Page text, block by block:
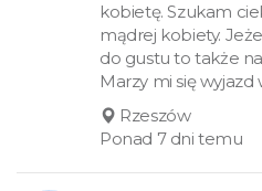
kobietę. Szukam
mądrej kobiety.
do gustu to także
Marzy mi się wyjazd
Rzeszów
Ponad 7 dni temu